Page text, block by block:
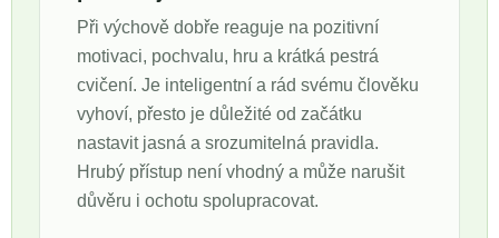
Při výchově dobře reaguje na pozitivní
motivaci, pochvalu, hru a krátká pestrá
cvičení. Je inteligentní a rád svému člověku
vyhoví, přesto je důležité od začátku
nastavit jasná a srozumitelná pravidla.
Hrubý přístup není vhodný a může narušit
důvěru i ochotu spolupracovat.